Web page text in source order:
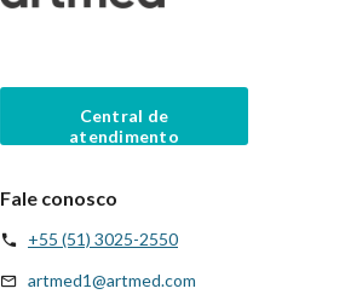
Central de
atendimento
Fale conosco
+55 (51) 3025-2550
artmed1@artmed.com